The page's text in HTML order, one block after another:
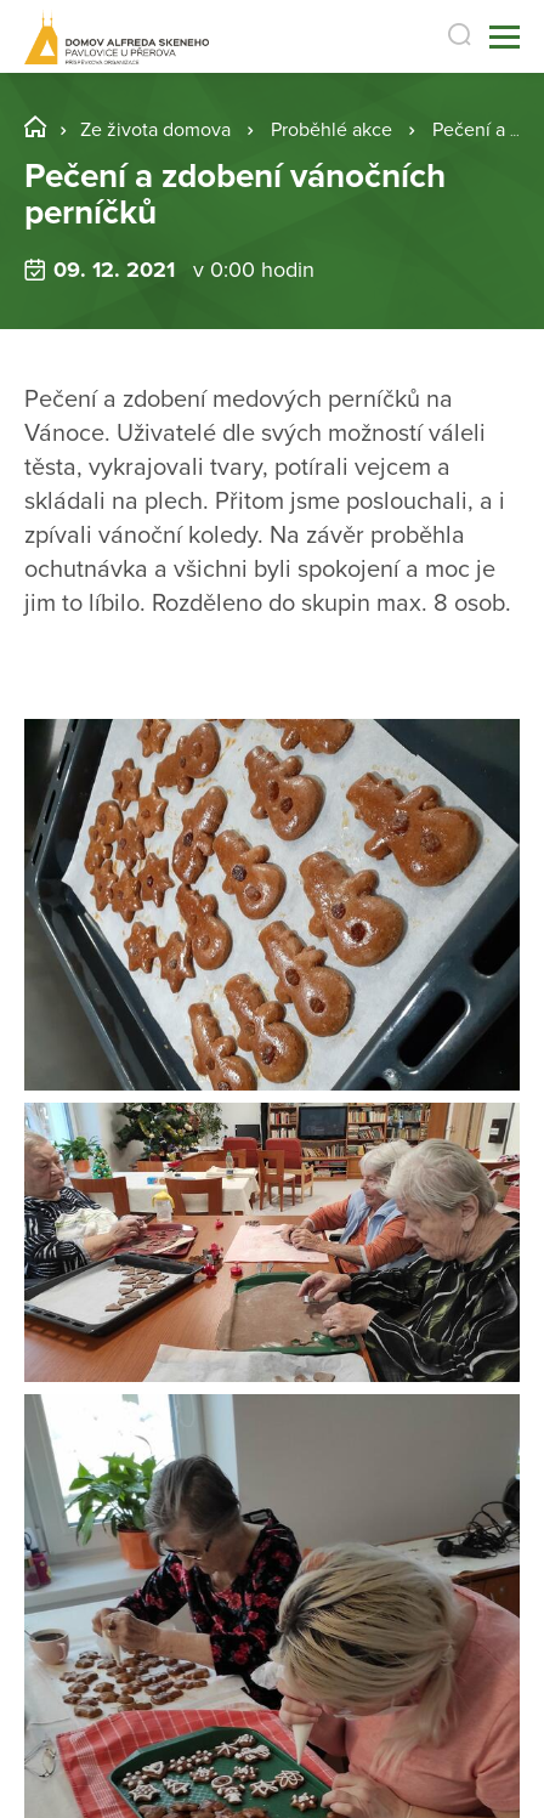
Ze života domova Proběhlé akce Pečení a zdobení vánočních perníčků
Pečení a zdobení vánočních
perníčků
09. 12. 2021 v 0:00 hodin
Pečení a zdobení medových perníčků na
Vánoce. Uživatelé dle svých možností váleli
těsta, vykrajovali tvary, potírali vejcem a
skládali na plech. Přitom jsme poslouchali, a i
zpívali vánoční koledy. Na závěr proběhla
ochutnávka a všichni byli spokojení a moc je
jim to líbilo. Rozděleno do skupin max. 8 osob.